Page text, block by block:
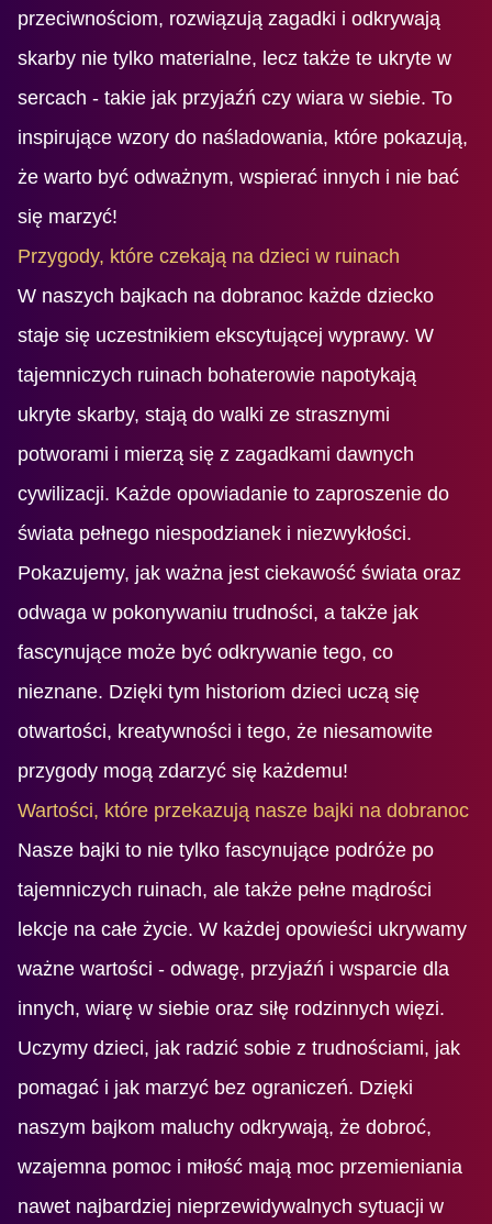
przeciwnościom, rozwiązują zagadki i odkrywają
skarby nie tylko materialne, lecz także te ukryte w
sercach - takie jak przyjaźń czy wiara w siebie. To
inspirujące wzory do naśladowania, które pokazują,
że warto być odważnym, wspierać innych i nie bać
się marzyć!
Przygody, które czekają na dzieci w ruinach
W naszych bajkach na dobranoc każde dziecko
staje się uczestnikiem ekscytującej wyprawy. W
tajemniczych ruinach bohaterowie napotykają
ukryte skarby, stają do walki ze strasznymi
potworami i mierzą się z zagadkami dawnych
cywilizacji. Każde opowiadanie to zaproszenie do
świata pełnego niespodzianek i niezwykłości.
Pokazujemy, jak ważna jest ciekawość świata oraz
odwaga w pokonywaniu trudności, a także jak
fascynujące może być odkrywanie tego, co
nieznane. Dzięki tym historiom dzieci uczą się
otwartości, kreatywności i tego, że niesamowite
przygody mogą zdarzyć się każdemu!
Wartości, które przekazują nasze bajki na dobranoc
Nasze bajki to nie tylko fascynujące podróże po
tajemniczych ruinach, ale także pełne mądrości
lekcje na całe życie. W każdej opowieści ukrywamy
ważne wartości - odwagę, przyjaźń i wsparcie dla
innych, wiarę w siebie oraz siłę rodzinnych więzi.
Uczymy dzieci, jak radzić sobie z trudnościami, jak
pomagać i jak marzyć bez ograniczeń. Dzięki
naszym bajkom maluchy odkrywają, że dobroć,
wzajemna pomoc i miłość mają moc przemieniania
nawet najbardziej nieprzewidywalnych sytuacji w